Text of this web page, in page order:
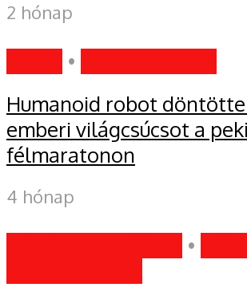
2 hónap
•
Humanoid robot döntötte
emberi világcsúcsot a
félmaratonon
4 hónap
•